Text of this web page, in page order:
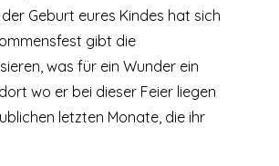
Geburt eures Kindes hat sich
gibt die
was für ein Wunder ein
wo er bei dieser Feier liegen
letzten Monate, die ihr